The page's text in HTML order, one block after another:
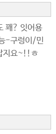
꽤? 잇어용
-구렁이/민
지요~!!ㅎ